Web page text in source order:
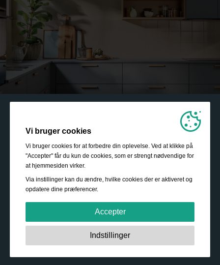
Vi bruger cookies
Vi bruger cookies for at forbedre din oplevelse. Ved at klikke på
"Accepter" får du kun de cookies, som er strengt nødvendige for
at hjemmesiden virker.
Via instillinger kan du ændre, hvilke cookies der er aktiveret og
opdatere dine præferencer.
Accepter
Strengt nødvendige:
Disse cookies er essentielle for at
sikre grundlæggende funktionalitet såsom navigation,
Indstillinger